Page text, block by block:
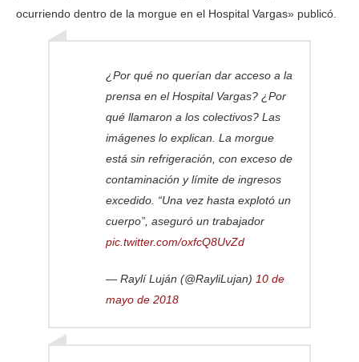
ocurriendo dentro de la morgue en el Hospital Vargas» publicó.
¿Por qué no querían dar acceso a la
prensa en el Hospital Vargas? ¿Por
qué llamaron a los colectivos? Las
imágenes lo explican. La morgue
está sin refrigeración, con exceso de
contaminación y límite de ingresos
excedido. “Una vez hasta explotó un
cuerpo”, aseguró un trabajador
pic.twitter.com/oxfcQ8UvZd
— Raylí Luján (@RayliLujan) 10 de
mayo de 2018